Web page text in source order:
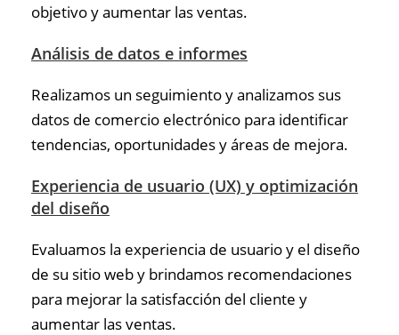
objetivo y aumentar las ventas.
Análisis de datos e informes
Realizamos un seguimiento y analizamos sus
datos de comercio electrónico para identificar
tendencias, oportunidades y áreas de mejora.
Experiencia de usuario (UX) y optimización
del diseño
Evaluamos la experiencia de usuario y el diseño
de su sitio web y brindamos recomendaciones
para mejorar la satisfacción del cliente y
aumentar las ventas.